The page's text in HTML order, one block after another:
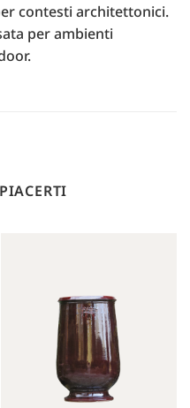
contesti architettonici.
per ambienti